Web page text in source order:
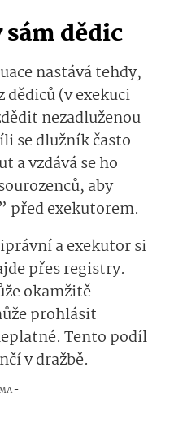
dědic
nastává tehdy,
dědiců (v exekuci
nezadluženou
se dlužník často
a vzdává se ho
aby
před exekutorem.
a exekutor si
přes registry.
okamžitě
prohlásit
Tento podíl
v dražbě.